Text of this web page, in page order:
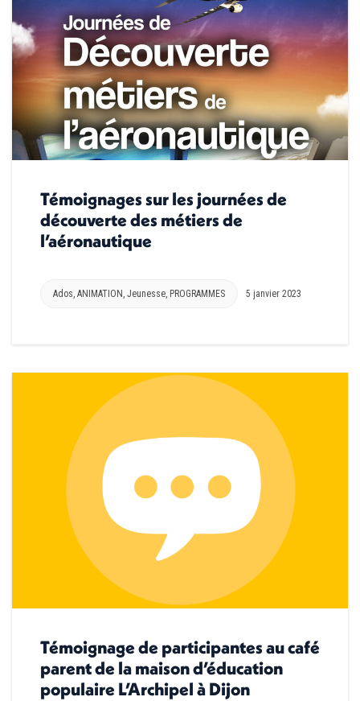
Témoignages sur les journées de
découverte des métiers de
l’aéronautique
Ados, ANIMATION, Jeunesse, PROGRAMMES 5 janvier 2023
Témoignage de participantes au café
parent de la maison d’éducation
populaire L’Archipel à Dijon